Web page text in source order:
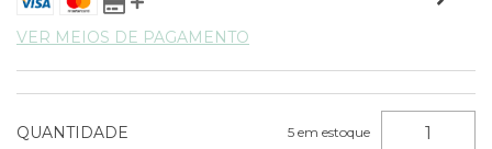
VER MEIOS DE PAGAMENTO
QUANTIDADE 5 em estoque